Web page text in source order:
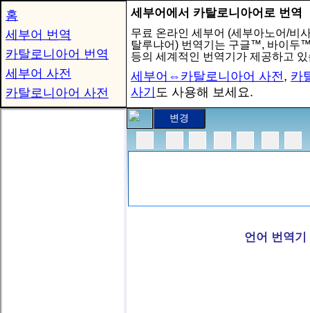
홈
세부어 번역
카탈로니아어 번역
세부어 사전
카탈로니아어 사전
세부어에서 카탈로니아어로 번역
무료 온라인 세부어 (세부아노어/비
탈루냐어) 번역기는 구글™, 바이
등의 세계적인 번역기가 제공하고
세부어⇔카탈로니아어 사전, 카
사기 도 사용해 보세요.